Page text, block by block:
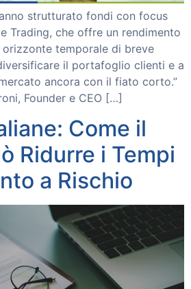
strutturato fondi con focus
Trading, che offre un rendimento
temporale di breve
il portafoglio clienti e a
ancora con il fiato corto.”
Founder e CEO […]
Come il
Ridurre i Tempi
a Rischio